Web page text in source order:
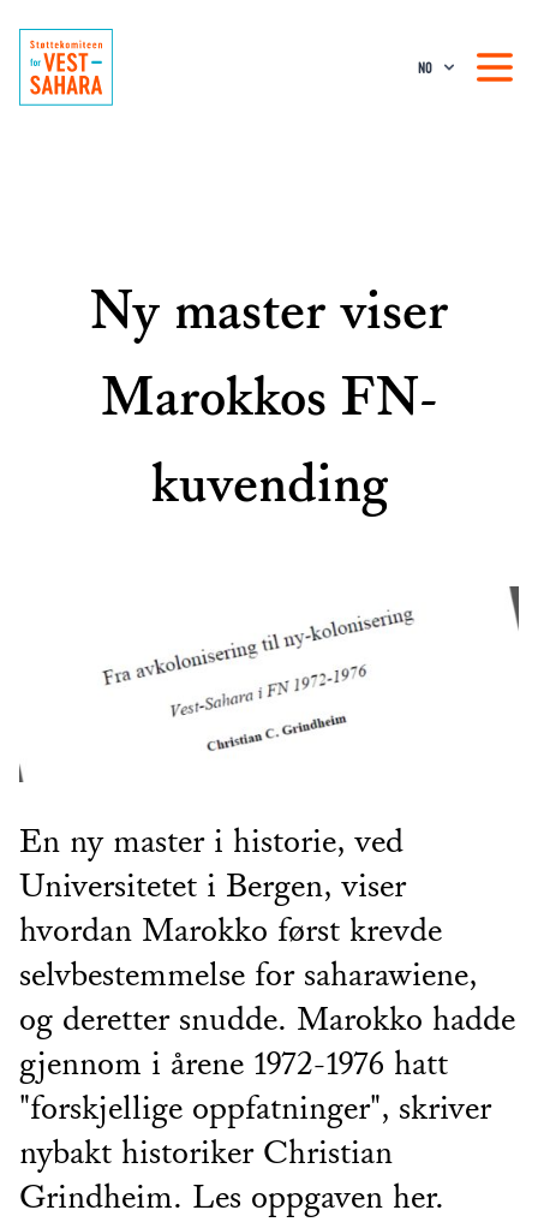
NO
Ny master viser
Marokkos FN-
kuvending
En ny master i historie, ved
Universitetet i Bergen, viser
hvordan Marokko først krevde
selvbestemmelse for saharawiene,
og deretter snudde. Marokko hadde
gjennom i årene 1972-1976 hatt
"forskjellige oppfatninger", skriver
nybakt historiker Christian
Grindheim. Les oppgaven her.